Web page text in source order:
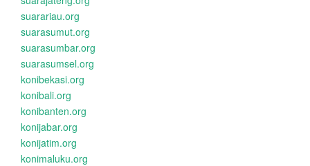
suarariau.org
suarasumut.org
suarasumbar.org
suarasumsel.org
konibekasi.org
konibali.org
konibanten.org
konijabar.org
konijatim.org
konimaluku.org